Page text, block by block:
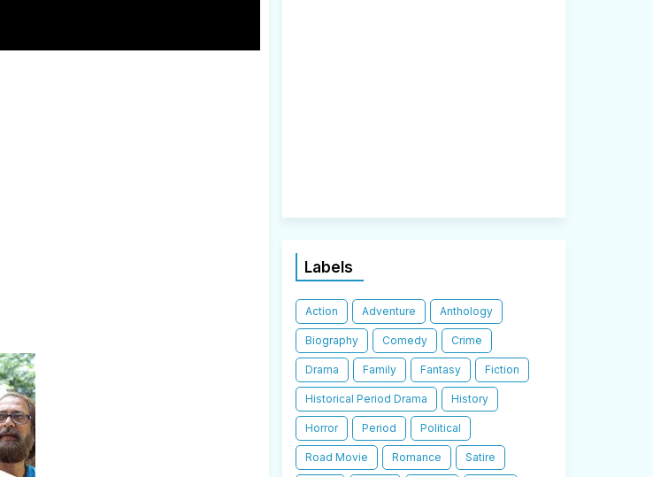
Labels
Action Adventure Anthology
Biography Comedy Crime
Drama Family Fantasy Fiction
Historical Period Drama History
Horror Period Political
Road Movie Romance Satire